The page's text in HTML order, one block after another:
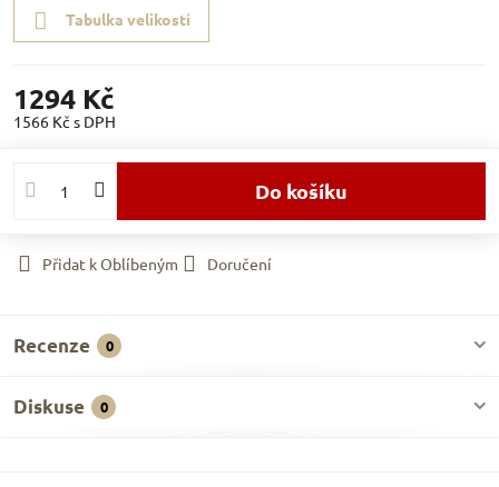
Tabulka velikostí
1294 Kč
1566 Kč s DPH
Do košíku
Přidat k Oblíbeným Doručení
Recenze 0
Diskuse 0